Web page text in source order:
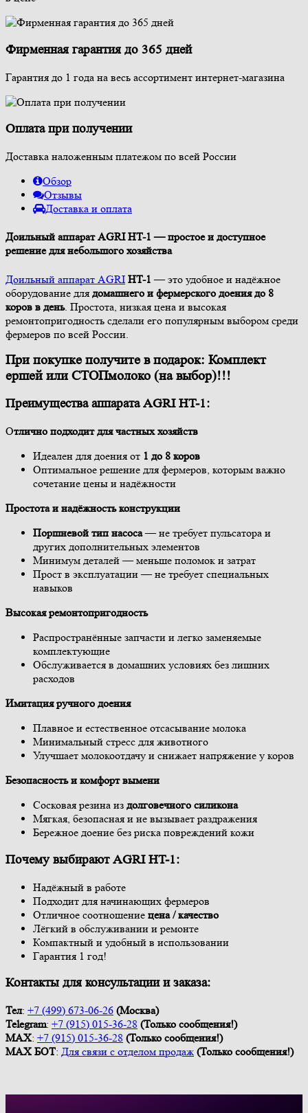
Фирменная гарантия до 365 дней
Гарантия до 1 года на весь ассортимент интернет-магазина
Оплата при получении
Доставка наложенным платежом по всей России
Обзор
Отзывы
Доставка и оплата
Доильный аппарат AGRI HT-1 — простое и доступное
решение для небольшого хозяйства
Доильный аппарат AGRI HT-1 — это удобное и надёжное
оборудование для домашнего и фермерского доения до 8
коров в день. Простота, низкая цена и высокая
ремонтопригодность сделали его популярным выбором среди
фермеров по всей России.
При покупке получите в подарок: Комплект
ершей или СТОПмолоко (на выбор)!!!
Преимущества аппарата AGRI HT-1:
Отлично подходит для частных хозяйств
Идеален для доения от 1 до 8 коров
Оптимальное решение для фермеров, которым важно
сочетание цены и надёжности
Простота и надёжность конструкции
Поршневой тип насоса— не требует пульсатора и
других дополнительных элементов
Минимум деталей — меньше поломок и затрат
Прост в эксплуатации — не требует специальных
навыков
Высокая ремонтопригодность
Распространённые запчасти и легко заменяемые
комплектующие
Обслуживается в домашних условиях без лишних
расходов
Имитация ручного доения
Плавное и естественное отсасывание молока
Минимальный стресс для животного
Улучшает молокоотдачу и снижает напряжение у коров
Безопасность и комфорт вымени
Сосковая резина из долговечного силикона
Мягкая, безопасная и не вызывает раздражения
Бережное доение без риска повреждений кожи
Почему выбирают AGRI HT-1:
Надёжный в работе
Подходит для начинающих фермеров
Отличное соотношение цена / качество
Лёгкий в обслуживании и ремонте
Компактный и удобный в использовании
Гарантия 1 год!
Контакты для консультации и заказа:
Тел: +7 (499) 673-06-26 (Москва)
Telegram: +7 (915) 015-36-28 (Только сообщения!)
МАХ: +7 (915) 015-36-28 (Только сообщения!)
МАХ БOT: Для связи с отделом продаж (Только сообщения!)